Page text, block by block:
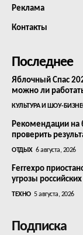
Реклама
Контакты
Последнее
Яблочный Спас
можно ли
КУЛЬТУРА И ШОУ-
Рекомендации на
проверить
ОТДЫХ 6 августа, 2026
Ferrexpo
угрозы российских
ТЕХНО 5 августа, 2026
Подписка